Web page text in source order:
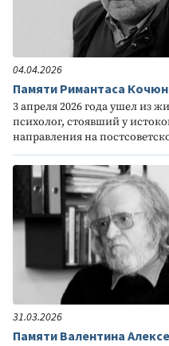
04.04.2026
Памяти Римантаса
3 апреля 2026 года ушел из
психолог, стоявший у
направления на
31.03.2026
Памяти Валентина